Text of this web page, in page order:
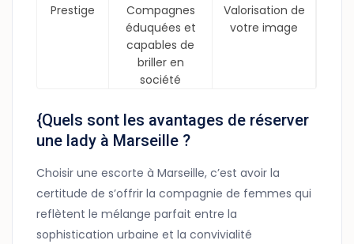
Prestige
Compagnes
éduquées et
capables de
briller en
société
Valorisation de
votre image
{Quels sont les avantages de réserver
une lady à Marseille ?
Choisir une escorte à Marseille, c’est avoir la
certitude de s’offrir la compagnie de femmes qui
reflètent le mélange parfait entre la
sophistication urbaine et la convivialité